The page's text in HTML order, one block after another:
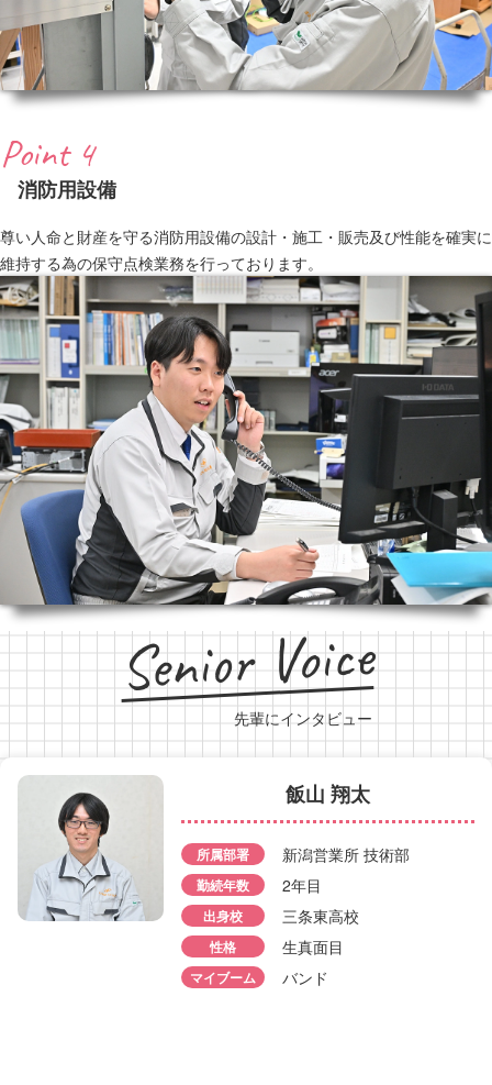
Point 4
消防用設備
尊い人命と財産を守る消防用設備の設計・施工・販売及び性能を確実に
維持する為の保守点検業務を行っております。
Senior Voice
先輩にインタビュー
飯山 翔太
所属部署 新潟営業所 技術部
勤続年数 2年目
出身校 三条東高校
性格 生真面目
マイブーム バンド
河内 光樹
所属部署
出身校
性格